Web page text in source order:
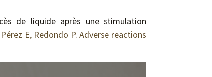
de liquide après une stimulation
E, Redondo P. Adverse reactions